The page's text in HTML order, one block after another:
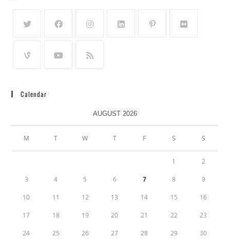
Calendar
AUGUST 2026
M T W T F S S
1 2
3 4 5 6 7 8 9
10 11 12 13 14 15 16
17 18 19 20 21 22 23
24 25 26 27 28 29 30